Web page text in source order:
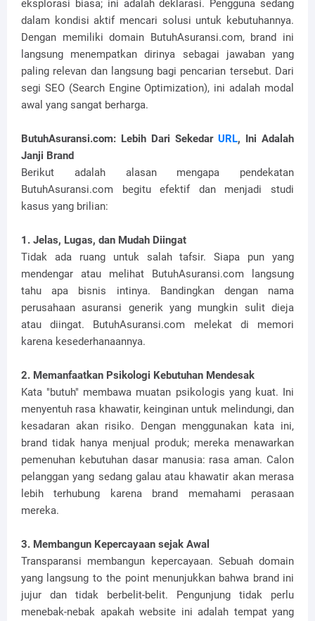
eksplorasi biasa; ini adalah deklarasi. Pengguna sedang
dalam kondisi aktif mencari solusi untuk kebutuhannya.
Dengan memiliki domain ButuhAsuransi.com, brand ini
langsung menempatkan dirinya sebagai jawaban yang
paling relevan dan langsung bagi pencarian tersebut. Dari
segi SEO (Search Engine Optimization), ini adalah modal
awal yang sangat berharga.
ButuhAsuransi.com: Lebih Dari Sekedar URL, Ini Adalah
Janji Brand
Berikut adalah alasan mengapa pendekatan
ButuhAsuransi.com begitu efektif dan menjadi studi
kasus yang brilian:
1. Jelas, Lugas, dan Mudah Diingat
Tidak ada ruang untuk salah tafsir. Siapa pun yang
mendengar atau melihat ButuhAsuransi.com langsung
tahu apa bisnis intinya. Bandingkan dengan nama
perusahaan asuransi generik yang mungkin sulit dieja
atau diingat. ButuhAsuransi.com melekat di memori
karena kesederhanaannya.
2. Memanfaatkan Psikologi Kebutuhan Mendesak
Kata "butuh" membawa muatan psikologis yang kuat. Ini
menyentuh rasa khawatir, keinginan untuk melindungi, dan
kesadaran akan risiko. Dengan menggunakan kata ini,
brand tidak hanya menjual produk; mereka menawarkan
pemenuhan kebutuhan dasar manusia: rasa aman. Calon
pelanggan yang sedang galau atau khawatir akan merasa
lebih terhubung karena brand memahami perasaan
mereka.
3. Membangun Kepercayaan sejak Awal
Transparansi membangun kepercayaan. Sebuah domain
yang langsung to the point menunjukkan bahwa brand ini
jujur dan tidak berbelit-belit. Pengunjung tidak perlu
menebak-nebak apakah website ini adalah tempat yang